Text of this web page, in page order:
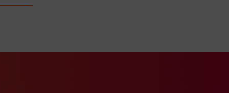
Seite
Xing Seite
unserer LinkedIn Seite